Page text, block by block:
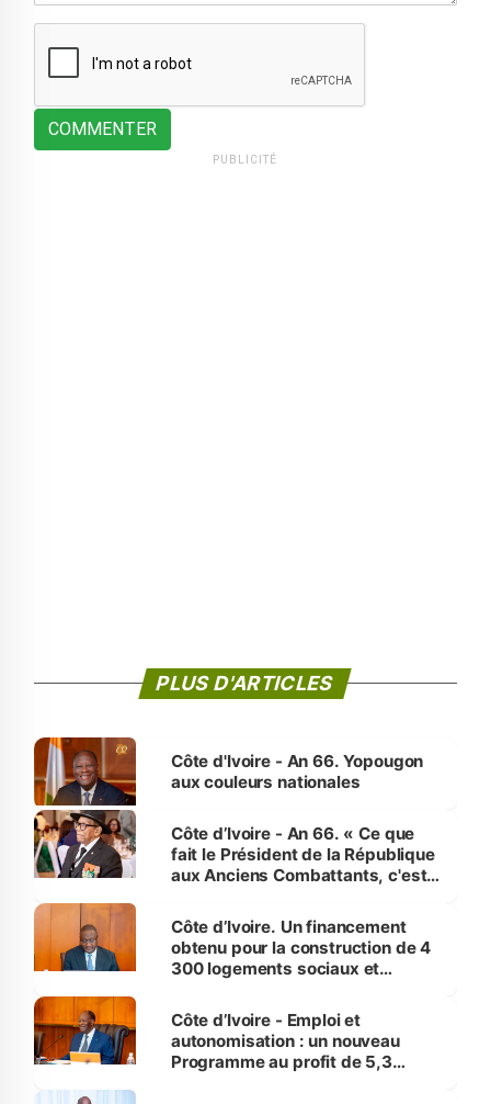
COMMENTER
PUBLICITÉ
PLUS D'ARTICLES
Côte d'Ivoire - An 66. Yopougon
aux couleurs nationales
Côte d’Ivoire - An 66. « Ce que
fait le Président de la République
aux Anciens Combattants, c'est
Côte d’Ivoire. Un financement
obtenu pour la construction de 4
300 logements sociaux et
et Yamoussoukro
Côte d’Ivoire - Emploi et
autonomisation : un nouveau
Programme au profit de 5,3